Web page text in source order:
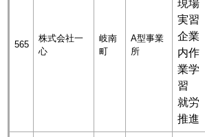
565
株式会社一
心
岐南
町
A型事業
所
現場
実習
企業
内作
業学
習
就労
推進